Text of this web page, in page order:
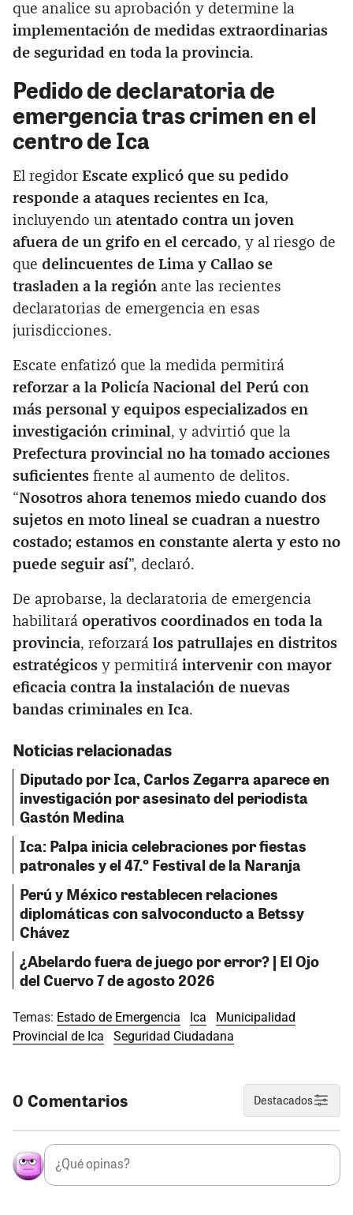
que analice su aprobación y determine la
implementación de medidas extraordinarias
de seguridad en toda la provincia.
Pedido de declaratoria de
emergencia tras crimen en el
centro de Ica
El regidor Escate explicó que su pedido
responde a ataques recientes en Ica,
incluyendo un atentado contra un joven
afuera de un grifo en el cercado, y al riesgo de
que delincuentes de Lima y Callao se
trasladen a la región ante las recientes
declaratorias de emergencia en esas
jurisdicciones.
Escate enfatizó que la medida permitirá
reforzar a la Policía Nacional del Perú con
más personal y equipos especializados en
investigación criminal , y advirtió que la
Prefectura provincial no ha tomado acciones
suficientes frente al aumento de delitos.
“Nosotros ahora tenemos miedo cuando dos
sujetos en moto lineal se cuadran a nuestro
costado; estamos en constante alerta y esto no
puede seguir así”, declaró.
De aprobarse, la declaratoria de emergencia
habilitará operativos coordinados en toda la
provincia, reforzará los patrullajes en distritos
estratégicos y permitirá intervenir con mayor
eficacia contra la instalación de nuevas
bandas criminales en Ica.
Noticias relacionadas
Diputado por Ica, Carlos Zegarra aparece en
investigación por asesinato del periodista
Gastón Medina
Ica: Palpa inicia celebraciones por fiestas
patronales y el 47.º Festival de la Naranja
Perú y México restablecen relaciones
diplomáticas con salvoconducto a Betssy
Chávez
¿Abelardo fuera de juego por error? | El Ojo
del Cuervo 7 de agosto 2026
Temas: Estado de Emergencia Ica
Municipalidad
Provincial de Ica
Seguridad Ciudadana
0 Comentarios Destacados